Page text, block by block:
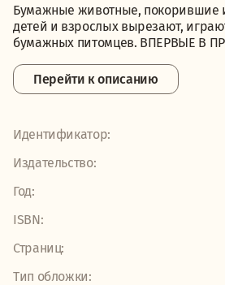
Бумажные животные, покорившие
детей и взрослых вырезают,
бумажных питомцев. ВПЕРВЫЕ В
Перейти к описанию
Идентификатор:
Издательство:
Год:
ISBN:
Страниц:
Тип обложки: